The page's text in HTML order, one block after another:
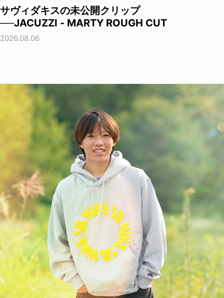
サヴィダキスの未公開クリップ
──JACUZZI - MARTY ROUGH CUT
2026.08.06